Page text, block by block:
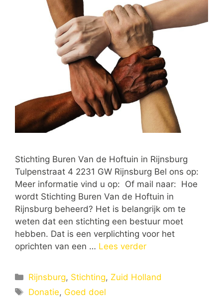
Stichting Buren Van de Hoftuin in Rijnsburg
Tulpenstraat 4 2231 GW Rijnsburg Bel ons op:
Meer informatie vind u op: Of mail naar: Hoe
wordt Stichting Buren Van de Hoftuin in
Rijnsburg beheerd? Het is belangrijk om te
weten dat een stichting een bestuur moet
hebben. Dat is een verplichting voor het
oprichten van een … Lees verder
Categorieën
Rijnsburg, Stichting, Zuid Holland
Tags
Donatie, Goed doel